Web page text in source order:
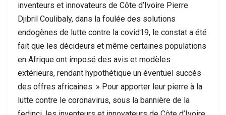
inventeurs et innovateurs de Côte d’Ivoire Pierre
Djibril Coulibaly, dans la foulée des solutions
endogènes de lutte contre la covid19, le constat a été
fait que les décideurs et même certaines populations
en Afrique ont imposé des avis et modèles
extérieurs, rendant hypothétique un éventuel succès
des offres africaines. » Pour apporter leur pierre à la
lutte contre le coronavirus, sous la bannière de la